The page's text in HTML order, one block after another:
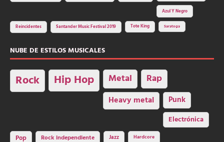
Azul Y Negro
Reincidentes Santander Music Festival 2019 Tote King Saratoga
NUBE DE ESTILOS MUSICALES
Rock Hip Hop Metal Rap
Heavy metal Punk
Electrónica
Pop Rock independiente Jazz Hardcore